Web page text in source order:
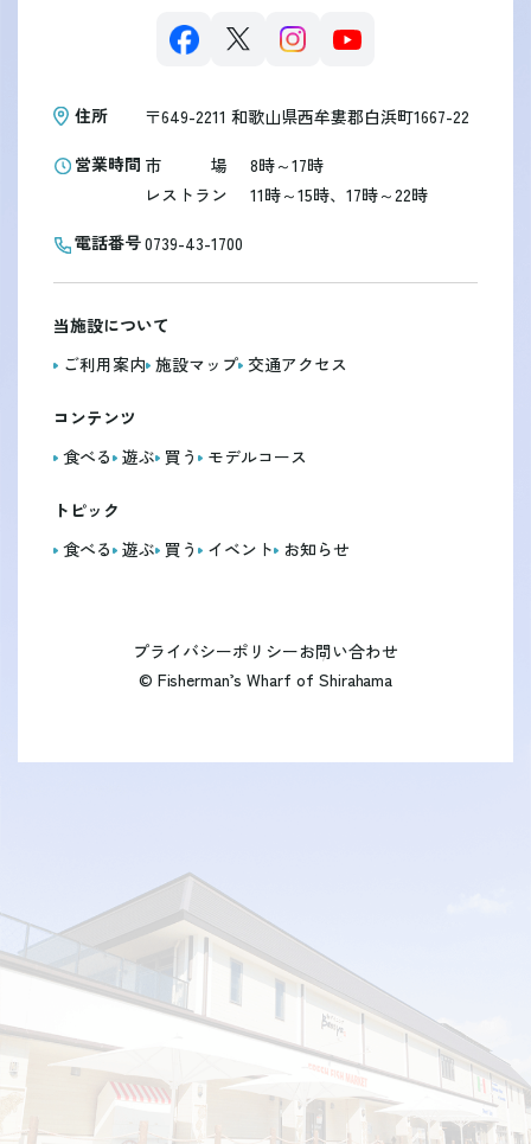
住所 〒649-2211 和歌山県西牟婁郡白浜町1667-22
営業時間 市 場
8時～17時
レストラン
11時～15時、17時～22時
電話番号0739-43-1700
当施設について
ご利用案内 施設マップ 交通アクセス
コンテンツ
食べる 遊ぶ 買う モデルコース
トピック
食べる 遊ぶ 買う イベント お知らせ
プライバシーポリシーお問い合わせ
© Fisherman’s Wharf of Shirahama